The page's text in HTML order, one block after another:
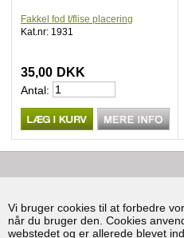
Vi bruger cookies til at forbedre
når du bruger den. Cookies
webstedet og er allerede blevet
Fakkel fod t/flise placering
Kat.nr: 1931
35,00 DKK
Antal:
BRUG FOR HJÆLP